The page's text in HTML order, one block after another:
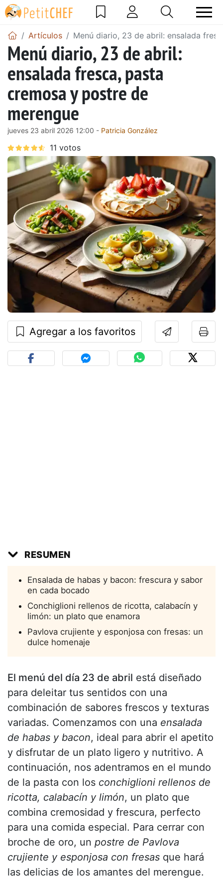
Artículos Menú diario, 23 de abril: ensalada
Menú diario, 23 de abril:
ensalada fresca, pasta
cremosa y postre de
merengue
jueves 23 abril 2026 12:00 - Patricia González
Agregar a los favoritos
RESUMEN
Ensalada de habas y bacon: frescura y sabor
en cada bocado
Conchiglioni rellenos de ricotta, calabacín y
limón: un plato que enamora
Pavlova crujiente y esponjosa con fresas: un
dulce homenaje
El menú del día 23 de abril está diseñado
para deleitar tus sentidos con una
combinación de sabores frescos y texturas
variadas. Comenzamos con una ensalada
de habas y bacon, ideal para abrir el apetito
y disfrutar de un plato ligero y nutritivo. A
continuación, nos adentramos en el mundo
de la pasta con los conchiglioni rellenos de
ricotta, calabacín y limón, un plato que
combina cremosidad y frescura, perfecto
para una comida especial. Para cerrar con
broche de oro, un postre de Pavlova
crujiente y esponjosa con fresas que hará
las delicias de los amantes del merengue.